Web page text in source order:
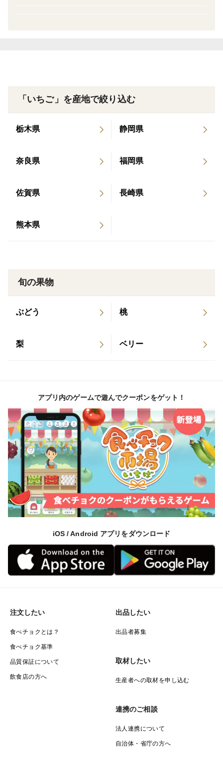
せん】
お届けするため、佐川急便のクール便で発送しておりま
着まで中3日かかってしまう為、鮮度を確保する事がで
申し上げます。
「いちご」を産地で絞り込む
栃木県 静岡県
奈良県 福岡県
佐賀県 長崎県
熊本県
旬の果物
ぶどう 桃
梨 ベリー
アプリ内のゲームで遊んでクーポンをゲット！
iOS / Android アプリをダウンロード
注文したい
食べチョクとは？
食べチョク基準
品質保証について
飲食店の方へ
出品したい
出品者募集
取材したい
生産者への取材を申し込む
連携のご相談
法人連携について
自治体・省庁の方へ